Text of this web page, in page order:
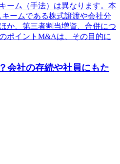
ーム（手法）は異なります。本
ームである株式譲渡や会社分
か、第三者割当増資、合併につ
ポイントM&Aは、その目的に
会社の存続や社員にもた